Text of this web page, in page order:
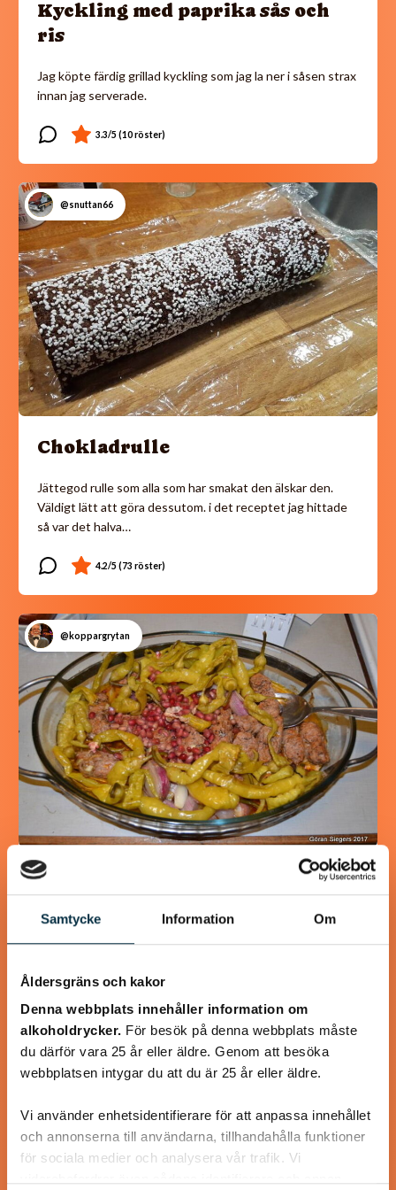
Samtycke Information Om
Åldersgräns och kakor
Denna webbplats innehåller information om
alkoholdrycker. För besök på denna webbplats måste
du därför vara 25 år eller äldre. Genom att besöka
webbplatsen intygar du att du är 25 år eller äldre.
Vi använder enhetsidentifierare för att anpassa innehållet
och annonserna till användarna, tillhandahålla funktioner
för sociala medier och analysera vår trafik. Vi
Kyckling med paprika sås och
ris
Jag köpte färdig grillad kyckling som jag la ner i såsen strax
innan jag serverade.
@snuttan66
Chokladrulle
Jättegod rulle som alla som har smakat den älskar den.
Väldigt lätt att göra dessutom. i det receptet jag hittade
så var det halva…
@koppargrytan
Turkisk köfte
En längtan till Turkisk mat
@koppargrytan